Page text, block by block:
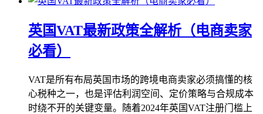
英国VAT最新政策全解析（电商卖家
必看）
VAT是所有布局英国市场的跨境电商卖家必须搞懂的核
心税种之一，也是评估利润空间、定价策略与合规成本
时绕不开的关键变量。随着2024年英国VAT注册门槛上